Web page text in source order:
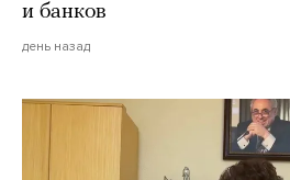
и банков
день назад